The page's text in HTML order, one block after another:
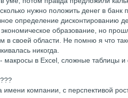
нужно положить денег в
определение дисконтированию
образование, но
в своей области. Не помню я что
никогда.
макросы в Excel, сложные таблицы
имени компании, с перспективой